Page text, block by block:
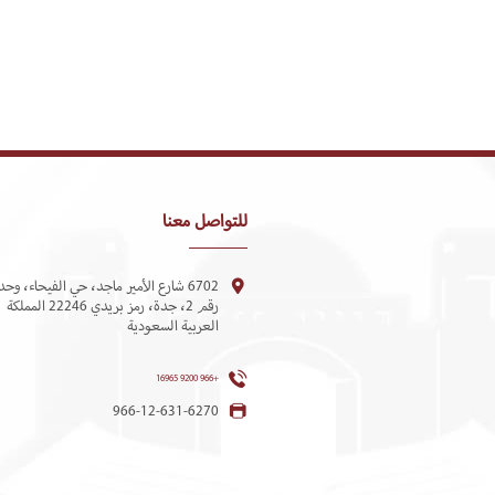
للتواصل معنا
6702 شارع الأمير ماجد، حي الفيحاء،
رقم 2، جدة، رمز بريدي 22246 المملكة
العربية السعودية
+966 9200 16965
966-12-631-6270